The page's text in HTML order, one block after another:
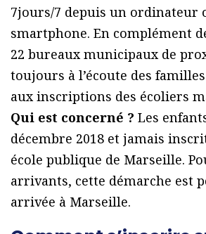
7jours/7 depuis un ordinateur
smartphone. En complément
22 bureaux municipaux de
toujours à l’écoute des
aux inscriptions des écoliers
Qui est concerné ? Les
décembre 2018 et jamais
école publique de Marseille.
arrivants, cette démarche est
arrivée à Marseille.